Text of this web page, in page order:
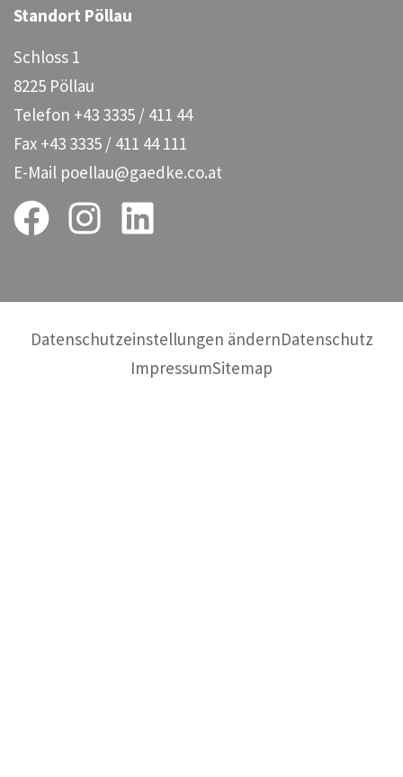
Standort Pöllau
Schloss 1
8225 Pöllau
Telefon +43 3335 / 411 44
Fax +43 3335 / 411 44 111
E-Mail poellau@gaedke.co.at
Datenschutzeinstellungen ändernDatenschutz
ImpressumSitemap